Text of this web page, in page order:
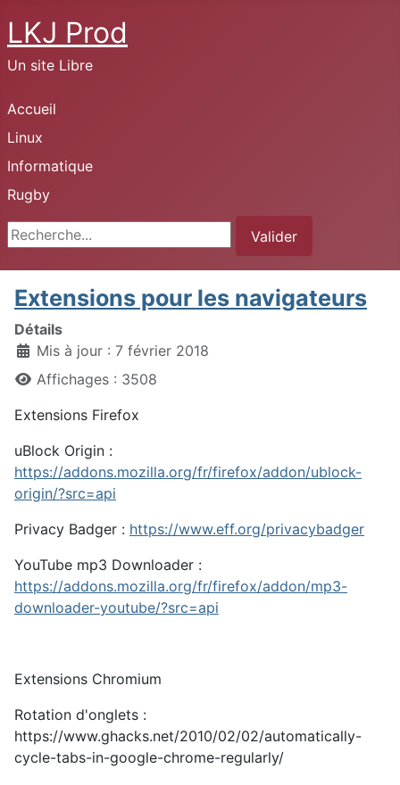
LKJ Prod
Un site Libre
Accueil
Linux
Informatique
Rugby
Rechercher
Valider
Extensions pour les navigateurs
Détails
Mis à jour : 7 février 2018
Affichages : 3508
Extensions Firefox
uBlock Origin :
https://addons.mozilla.org/fr/firefox/addon/ublock-
origin/?src=api
Privacy Badger : https://www.eff.org/privacybadger
YouTube mp3 Downloader :
https://addons.mozilla.org/fr/firefox/addon/mp3-
downloader-youtube/?src=api
Extensions Chromium
Rotation d'onglets :
https://www.ghacks.net/2010/02/02/automatically-
cycle-tabs-in-google-chrome-regularly/